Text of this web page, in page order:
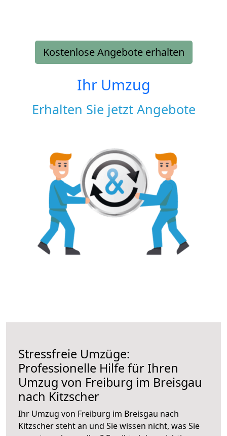
Kostenlose Angebote erhalten
Ihr Umzug
Erhalten Sie jetzt Angebote
Stressfreie Umzüge:
Professionelle Hilfe für Ihren
Umzug von Freiburg im Breisgau
nach Kitzscher
Ihr Umzug von Freiburg im Breisgau nach
Kitzscher steht an und Sie wissen nicht, was Sie